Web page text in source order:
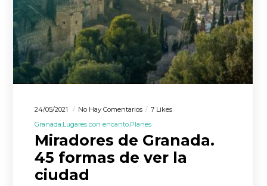
24/05/2021 No Hay Comentarios
7 Likes
Granada Lugares con encanto Planes
Miradores de Granada.
45 formas de ver la
ciudad